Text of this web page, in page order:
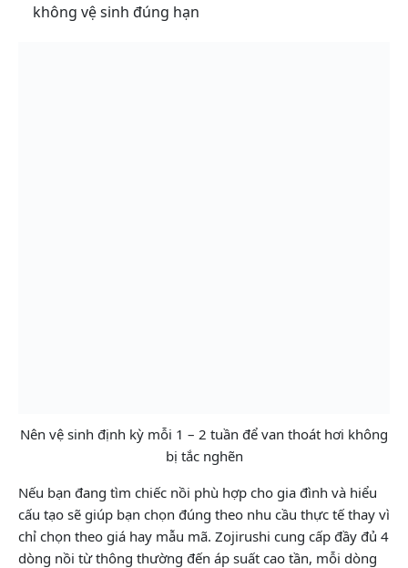
không vệ sinh đúng hạn
Nên vệ sinh định kỳ mỗi 1 – 2 tuần để van thoát hơi không
bị tắc nghẽn
Nếu bạn đang tìm chiếc nồi phù hợp cho gia đình và hiểu
cấu tạo sẽ giúp bạn chọn đúng theo nhu cầu thực tế thay vì
chỉ chọn theo giá hay mẫu mã. Zojirushi cung cấp đầy đủ 4
dòng nồi từ thông thường đến áp suất cao tần, mỗi dòng